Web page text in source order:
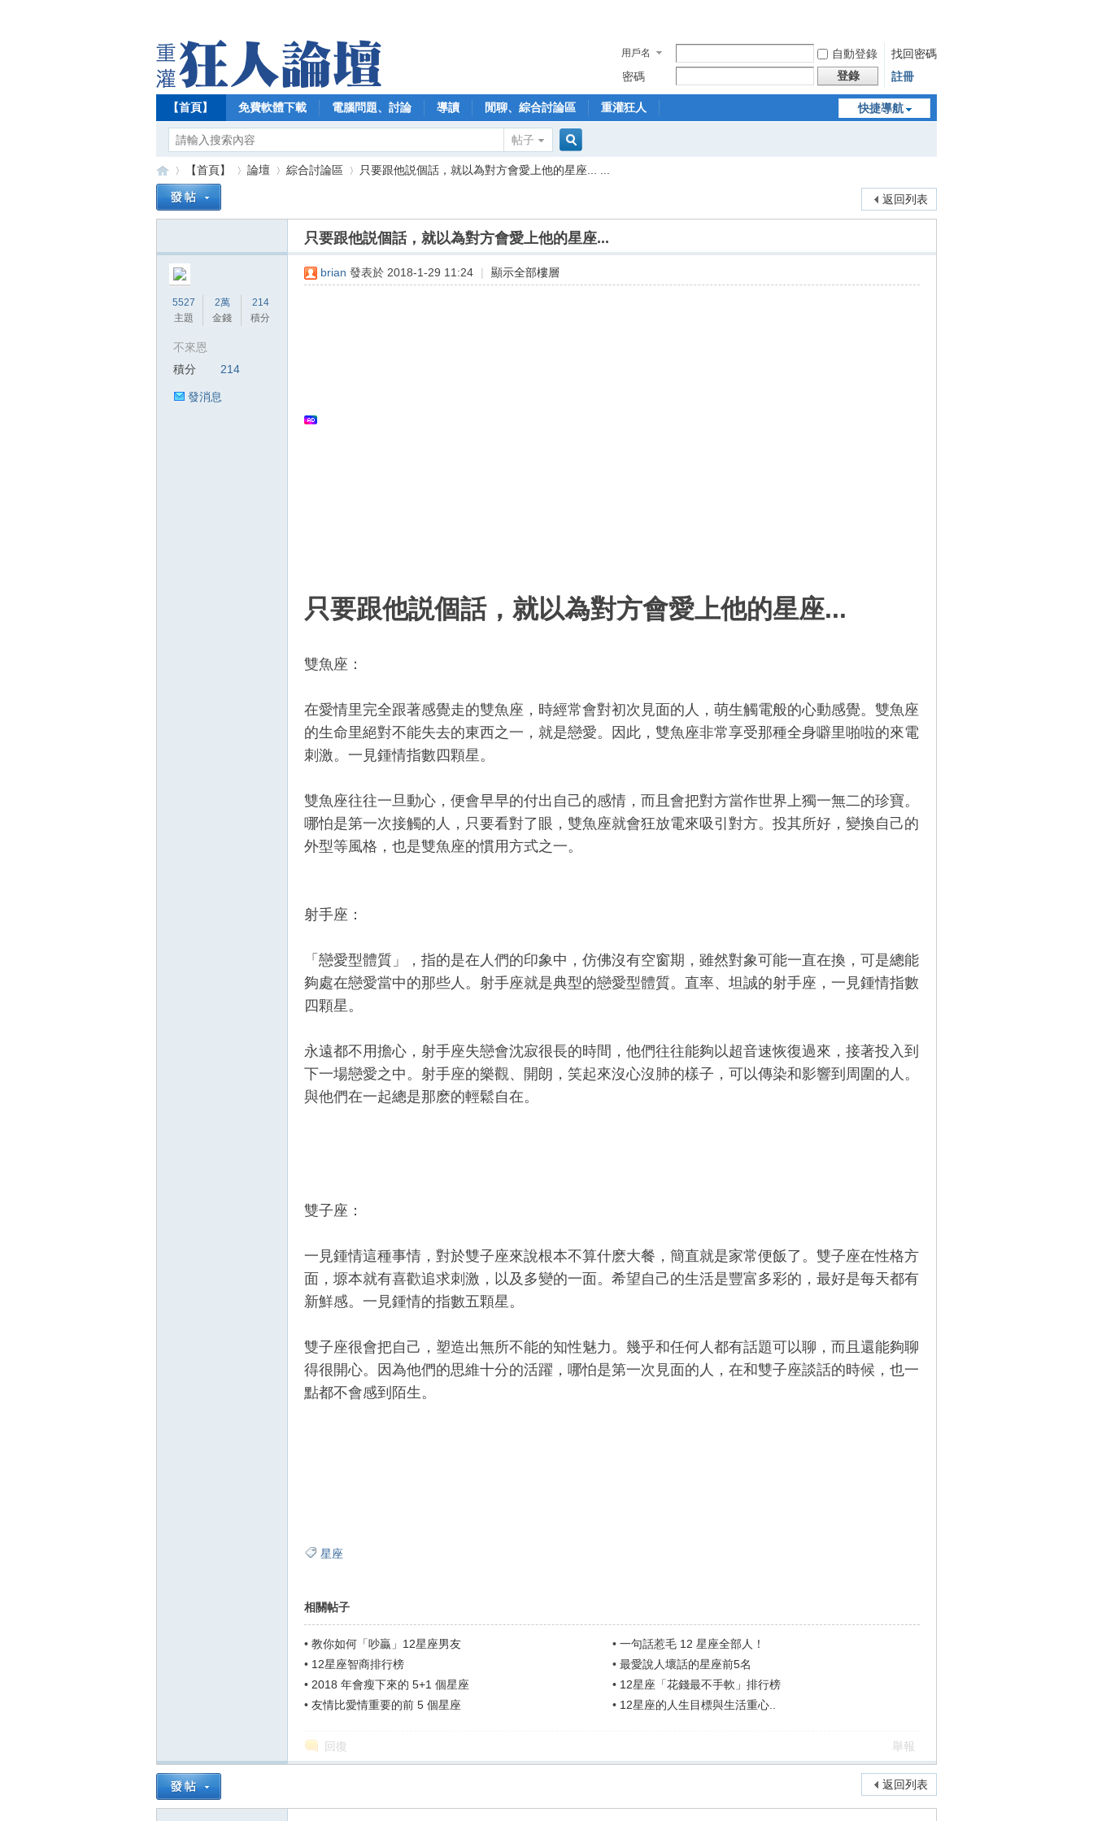
用戶名 自動登錄
找回密碼
密碼
登錄 註冊
快捷導航
【首頁】 免費軟體下載 電腦問題、討論 導讀 閒聊、綜合討論區 重灌狂人
帖子
搜
索
【首頁】 論壇 綜合討論區
›
只要跟他説個話，就以為對方會愛上他的星座... ...
返回列表
只要跟他説個話，就以為對方會愛上他的星座...
5527
主題
2萬
金錢
214
積分
不來恩
積分
214
發消息
brian 發表於 2018-1-29 11:24 | 顯示全部樓層
只要跟他説個話，就以為對方會愛上他的星座...
雙魚座：
在愛情里完全跟著感覺走的雙魚座，時經常會對初次見面的人，萌生觸電般的心動感覺。雙魚座
的生命里絕對不能失去的東西之一，就是戀愛。因此，雙魚座非常享受那種全身噼里啪啦的來電
刺激。一見鍾情指數四顆星。
雙魚座往往一旦動心，便會早早的付出自己的感情，而且會把對方當作世界上獨一無二的珍寶。
哪怕是第一次接觸的人，只要看對了眼，雙魚座就會狂放電來吸引對方。投其所好，變換自己的
外型等風格，也是雙魚座的慣用方式之一。
射手座：
「戀愛型體質」，指的是在人們的印象中，仿佛沒有空窗期，雖然對象可能一直在換，可是總能
夠處在戀愛當中的那些人。射手座就是典型的戀愛型體質。直率、坦誠的射手座，一見鍾情指數
四顆星。
永遠都不用擔心，射手座失戀會沈寂很長的時間，他們往往能夠以超音速恢復過來，接著投入到
下一場戀愛之中。射手座的樂觀、開朗，笑起來沒心沒肺的樣子，可以傳染和影響到周圍的人。
與他們在一起總是那麽的輕鬆自在。
雙子座：
一見鍾情這種事情，對於雙子座來說根本不算什麽大餐，簡直就是家常便飯了。雙子座在性格方
面，塬本就有喜歡追求刺激，以及多變的一面。希望自己的生活是豐富多彩的，最好是每天都有
新鮮感。一見鍾情的指數五顆星。
雙子座很會把自己，塑造出無所不能的知性魅力。幾乎和任何人都有話題可以聊，而且還能夠聊
得很開心。因為他們的思維十分的活躍，哪怕是第一次見面的人，在和雙子座談話的時候，也一
點都不會感到陌生。
星座
相關帖子
• 教你如何「吵贏」12星座男友 • 一句話惹毛 12 星座全部人！
• 12星座智商排行榜 • 最愛說人壞話的星座前5名
• 2018 年會瘦下來的 5+1 個星座 • 12星座「花錢最不手軟」排行榜
• 友情比愛情重要的前 5 個星座 • 12星座的人生目標與生活重心..
回復 舉報
返回列表